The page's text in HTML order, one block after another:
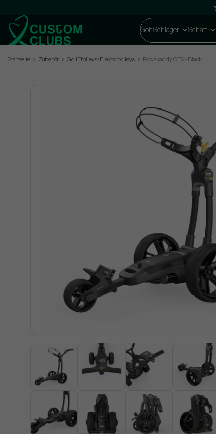
Golf Schläger Schaft
Startseite Zubehör Golf Trolleys/Elektro trolleys Powakaddy CT6 - Black